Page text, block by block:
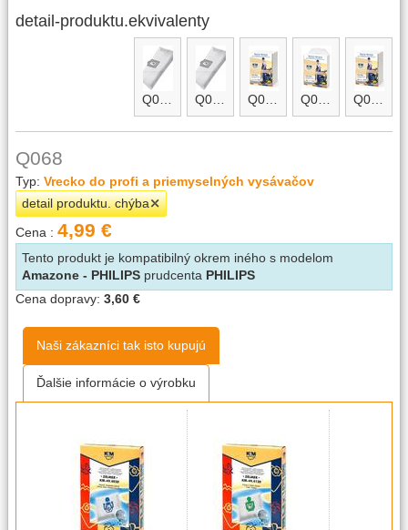
detail-produktu.ekvivalenty
Q068-micro Q068-micro.A Q068-micro.B Q068.A Q068.B
Q068
Typ: Vrecko do profi a priemyselných vysávačov
detail produktu. chýba
Cena : 4,99 €
Tento produkt je kompatibilný okrem iného s modelom
Amazone - PHILIPS prudcenta PHILIPS
Cena dopravy: 3,60 €
Naši zákazníci tak isto kupujú
Ďalšie informácie o výrobku